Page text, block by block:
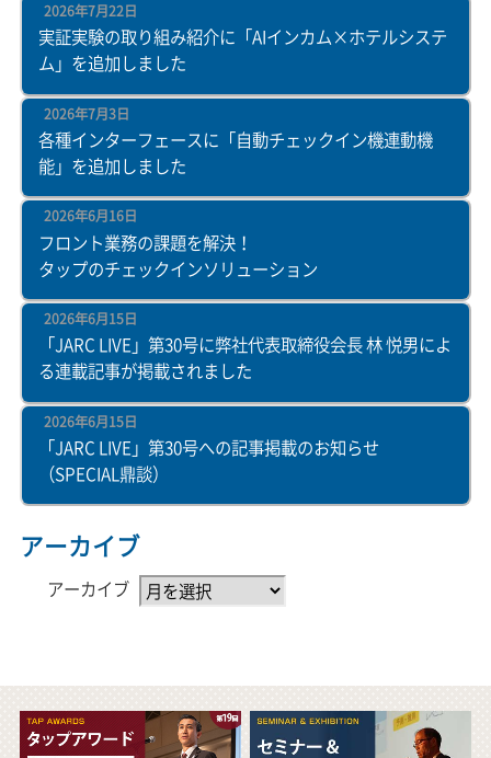
実証実験の取り組み紹介に「AIインカム×ホテルシステ
ム」を追加しました
2026年7月22日
各種インターフェースに「自動チェックイン機連動機
能」を追加しました
2026年7月3日
フロント業務の課題を解決！
タップのチェックインソリューション
2026年6月16日
「JARC LIVE」第30号に弊社代表取締役会長 林 悦男によ
る連載記事が掲載されました
2026年6月15日
「JARC LIVE」第30号への記事掲載のお知らせ
（SPECIAL鼎談）
2026年6月15日
アーカイブ
アーカイブ